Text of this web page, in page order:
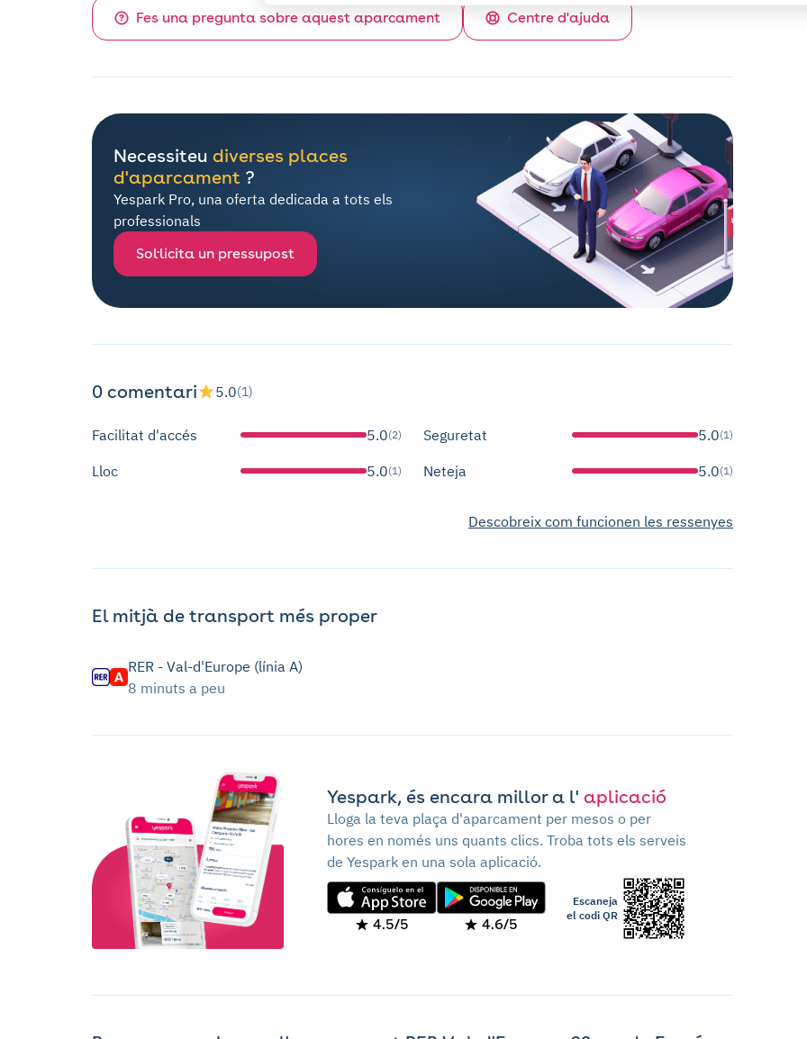
Fes una pregunta sobre aquest aparcament Centre d'ajuda
Necessiteu diverses places
d'aparcament ?
Yespark Pro, una oferta dedicada a tots els
professionals
Sol·licita un pressupost
0 comentari 5.0(1)
Facilitat d'accés 5.0(2) Seguretat 5.0(1)
Lloc 5.0(1) Neteja 5.0(1)
Descobreix com funcionen les ressenyes
El mitjà de transport més proper
RER - Val-d'Europe (línia A)
8 minuts a peu
Yespark, és encara millor a l' aplicació
Lloga la teva plaça d'aparcament per mesos o per
hores en només uns quants clics. Troba tots els serveis
de Yespark en una sola aplicació.
4.5/5 4.6/5
Escaneja
el codi QR